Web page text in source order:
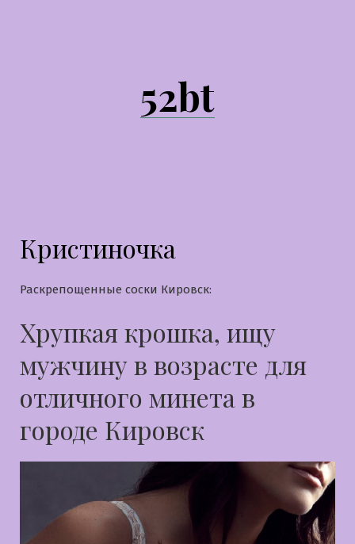
52bt
Кристиночка
Раскрепощенные соски Кировск:
Хрупкая крошка, ищу
мужчину в возрасте для
отличного минета в
городе Кировск